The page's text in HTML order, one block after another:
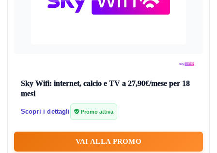
Sky Wifi: internet, calcio e TV a 27,90€/mese per 18
mesi
Scopri i dettagli Promo attiva
VAI ALLA PROMO